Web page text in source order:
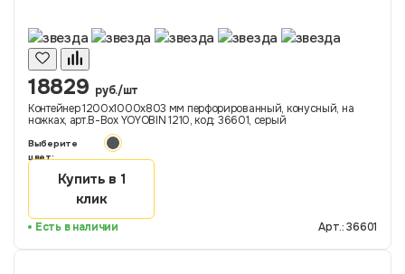
18829 руб./шт
Контейнер 1200х1000х803 мм перфорированный, конусный, на
ножках, арт.B-Box YOYOBIN 1210, код: 36601, серый
Выберите
цвет:
Купить в 1
клик
Есть в наличии Арт.: 36601